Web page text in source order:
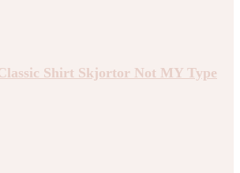
Shirt Skjortor Not MY Type